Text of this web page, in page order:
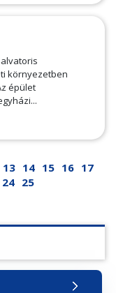
környezetben
épület
13 14 15 16 17
24 25